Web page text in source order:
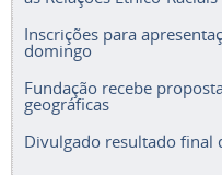
Inscrições para
domingo
Fundação recebe
geográficas
Divulgado resultado final